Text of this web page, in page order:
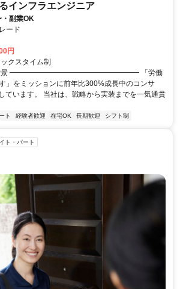
インフラエンジニア
副業OK
ード
円
クスタイム制
背景 ━━━━━━━━━━━━━━━━━━ 「労働
」をミッションに前年比300%成長中のコンサ
ています。 当社は、戦略から実装までを一気通貫
ト 経験者歓迎 在宅OK 長期歓迎 シフト制
ト・パート